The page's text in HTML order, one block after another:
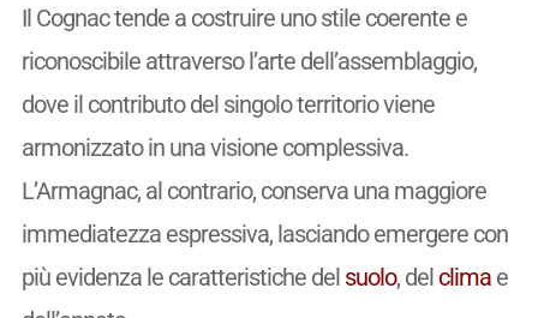
Il Cognac tende a costruire uno stile coerente e
riconoscibile attraverso l’arte dell’assemblaggio,
dove il contributo del singolo territorio viene
armonizzato in una visione complessiva.
L’Armagnac, al contrario, conserva una maggiore
immediatezza espressiva, lasciando emergere con
più evidenza le caratteristiche del suolo, del climae